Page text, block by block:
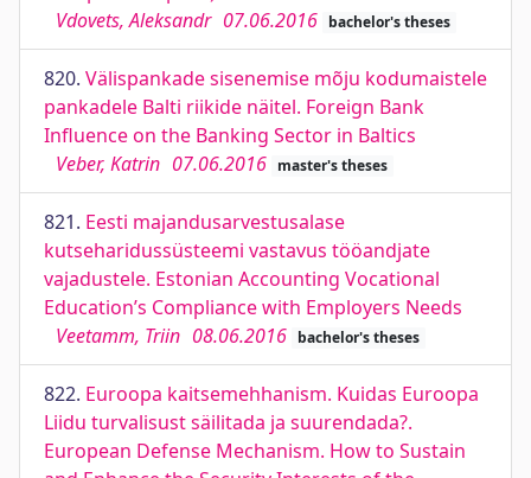
Vdovets, Aleksandr 07.06.2016 bachelor's theses
820. Välispankade sisenemise mõju kodumaistele
pankadele Balti riikide näitel. Foreign Bank
Influence on the Banking Sector in Baltics
Veber, Katrin 07.06.2016 master's theses
821. Eesti majandusarvestusalase
kutseharidussüsteemi vastavus tööandjate
vajadustele. Estonian Accounting Vocational
Education’s Compliance with Employers Needs
Veetamm, Triin 08.06.2016 bachelor's theses
822. Euroopa kaitsemehhanism. Kuidas Euroopa
Liidu turvalisust säilitada ja suurendada?.
European Defense Mechanism. How to Sustain